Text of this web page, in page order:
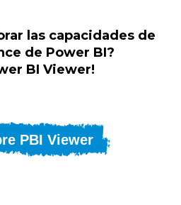
las capacidades de
de Power BI?
BI Viewer!
PBI Viewer